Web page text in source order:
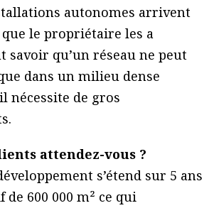
autonomes arrivent
le propriétaire les a
savoir qu’un réseau ne peut
dans un milieu dense
nécessite de gros
attendez-vous ?
s’étend sur 5 ans
de 600 000 m² ce qui